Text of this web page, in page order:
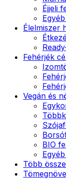
Éjjeli
Élelmiszer
Fehérjék
Vegán és
BIO
Több